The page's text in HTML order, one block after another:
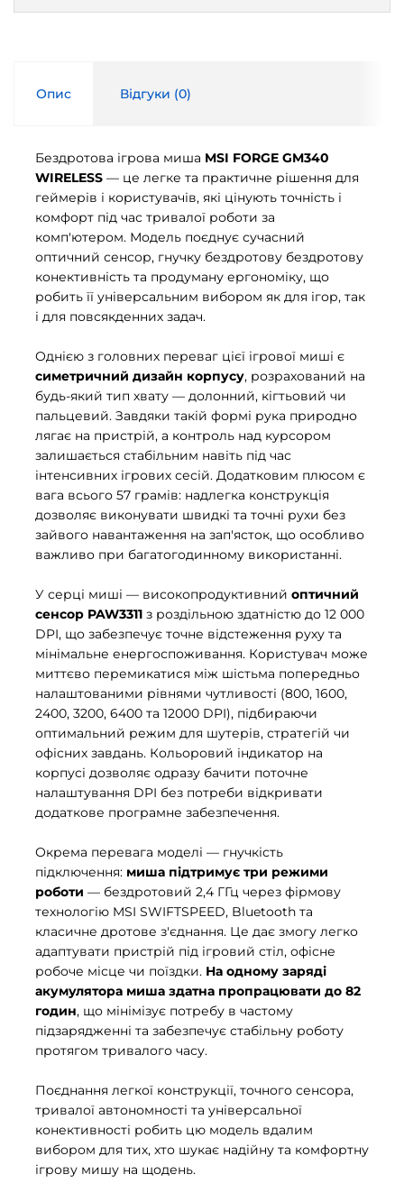
Опис Відгуки (0)
Бездротова ігрова миша MSI FORGE GM340
WIRELESS — це легке та практичне рішення для
геймерів і користувачів, які цінують точність і
комфорт під час тривалої роботи за
комп'ютером. Модель поєднує сучасний
оптичний сенсор, гнучку бездротову бездротову
конективність та продуману ергономіку, що
робить її універсальним вибором як для ігор, так
і для повсякденних задач.
Однією з головних переваг цієї ігрової миші є
симетричний дизайн корпусу, розрахований на
будь-який тип хвату — долонний, кігтьовий чи
пальцевий. Завдяки такій формі рука природно
лягає на пристрій, а контроль над курсором
залишається стабільним навіть під час
інтенсивних ігрових сесій. Додатковим плюсом є
вага всього 57 грамів: надлегка конструкція
дозволяє виконувати швидкі та точні рухи без
зайвого навантаження на зап'ясток, що особливо
важливо при багатогодинному використанні.
У серці миші — високопродуктивний оптичний
сенсор PAW3311 з роздільною здатністю до 12 000
DPI, що забезпечує точне відстеження руху та
мінімальне енергоспоживання. Користувач може
миттєво перемикатися між шістьма попередньо
налаштованими рівнями чутливості (800, 1600,
2400, 3200, 6400 та 12000 DPI), підбираючи
оптимальний режим для шутерів, стратегій чи
офісних завдань. Кольоровий індикатор на
корпусі дозволяє одразу бачити поточне
налаштування DPI без потреби відкривати
додаткове програмне забезпечення.
Окрема перевага моделі — гнучкість
підключення: миша підтримує три режими
роботи — бездротовий 2,4 ГГц через фірмову
технологію MSI SWIFTSPEED, Bluetooth та
класичне дротове з'єднання. Це дає змогу легко
адаптувати пристрій під ігровий стіл, офісне
робоче місце чи поїздки. На одному заряді
акумулятора миша здатна пропрацювати до 82
годин, що мінімізує потребу в частому
підзарядженні та забезпечує стабільну роботу
протягом тривалого часу.
Поєднання легкої конструкції, точного сенсора,
тривалої автономності та універсальної
конективності робить цю модель вдалим
вибором для тих, хто шукає надійну та комфортну
ігрову мишу на щодень.